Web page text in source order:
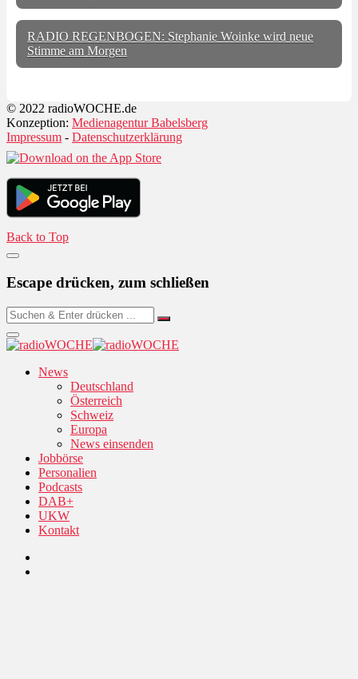
RADIO REGENBOGEN: Stephanie Woinke wird neue
Stimme am Morgen
© 2022 radioWOCHE.de
Konzeption: Medienagentur Babelsberg
Impressum - Datenschutzerklärung
Back to Top
Escape drücken, zum schließen
News
Deutschland
Österreich
Schweiz
Europa
News einsenden
Jobbörse
Personalien
Podcasts
DAB+
UKW
Kontakt